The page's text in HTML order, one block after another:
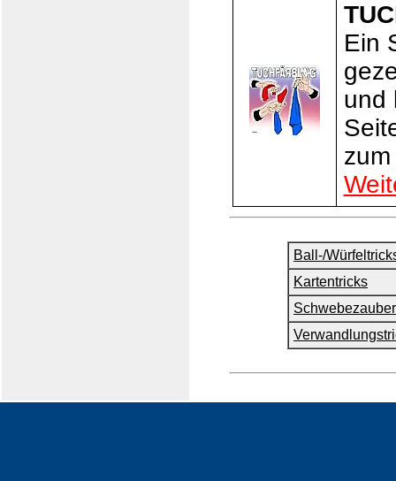
Ein
und
Ball-/
Kartentricks
Schwebezauber